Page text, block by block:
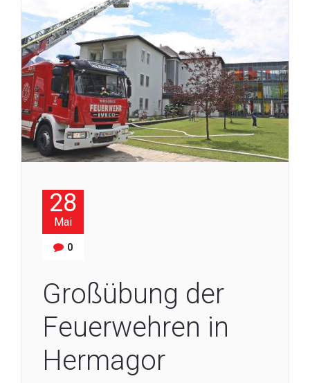
28
Mai
0
Großübung der
Feuerwehren in
Hermagor